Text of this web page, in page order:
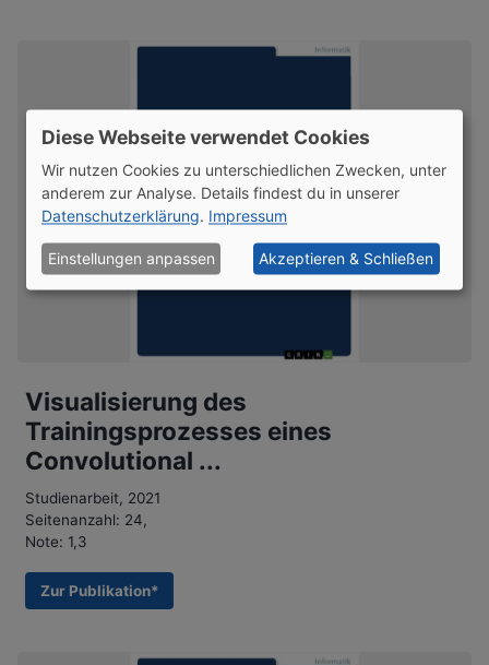
Visualisierung des
Trainingsprozesses eines
Convolutional ...
Studienarbeit, 2021
Seitenanzahl: 24,
Note: 1,3
Zur Publikation*
Diese Webseite verwendet Cookies
Wir nutzen Cookies zu unterschiedlichen Zwecken, unter
anderem zur Analyse. Details findest du in unserer
Datenschutzerklärung. Impressum
Einstellungen anpassen Akzeptieren & Schließen